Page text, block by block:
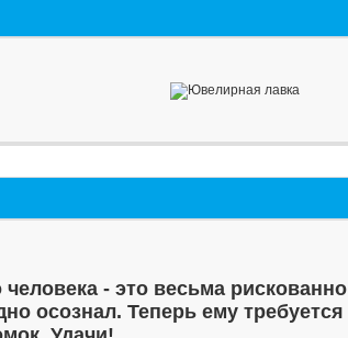
- это весьма рискованно
осознал. Теперь ему требуется